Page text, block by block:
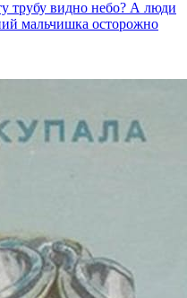
трубу видно небо? А люди
мальчишка осторожно